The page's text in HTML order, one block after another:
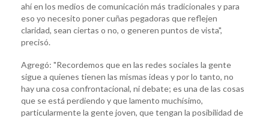
ahí en los medios de comunicación más tradicionales y para
eso yo necesito poner cuñas pegadoras que reflejen
claridad, sean ciertas o no, o generen puntos de vista",
precisó.
Agregó: "Recordemos que en las redes sociales la gente
sigue a quienes tienen las mismas ideas y por lo tanto, no
hay una cosa confrontacional, ni debate; es una de las cosas
que se está perdiendo y que lamento muchísimo,
particularmente la gente joven, que tengan la posibilidad de